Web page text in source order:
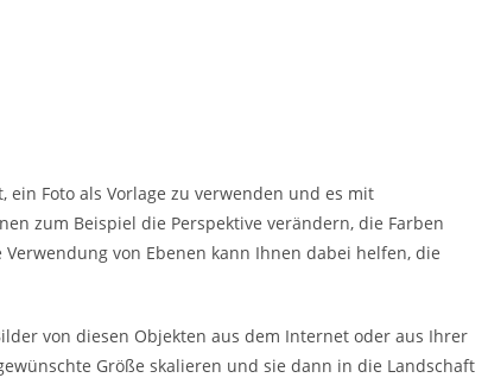
Foto als Vorlage zu verwenden und es mit
zum Beispiel die Perspektive verändern, die Farben
von Ebenen kann Ihnen dabei helfen, die
von diesen Objekten aus dem Internet oder aus Ihrer
Größe skalieren und sie dann in die Landschaft